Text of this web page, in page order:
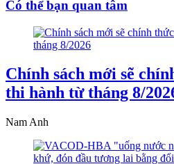
Có thể bạn quan tâm
Chính sách mới sẽ
thi hành từ tháng 8/
Nam Anh